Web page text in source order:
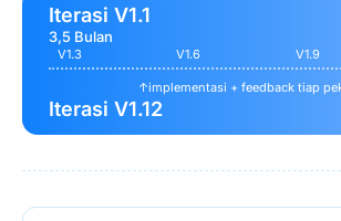
Iterasi V1.1
3,5 Bulan
V1.3 V1.6 V1.9
↑implementasi + feedback tiap
Iterasi V1.12